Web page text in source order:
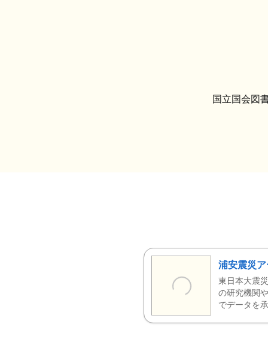
国立国会図
浦安震災ア
東日本大震
の研究機関
でデータを